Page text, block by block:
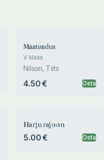
Maateadus
V klass
Nilson, Tiits
4.50 € Osta
Harju rajoon
5.00 € Osta